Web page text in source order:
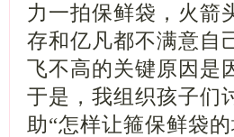
力一拍保鲜袋，火箭
存和亿凡都不满意自
飞不高的关键原因是
于是，我组织孩子们
助“怎样让箍保鲜袋